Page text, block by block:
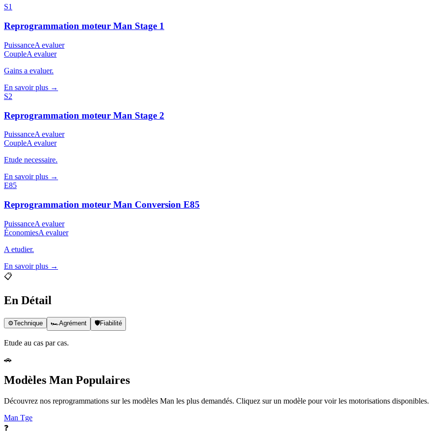
S1
Reprogrammation moteur Man Stage 1
PuissanceA evaluer
CoupleA evaluer
Gains a evaluer.
En savoir plus →
S2
Reprogrammation moteur Man Stage 2
PuissanceA evaluer
CoupleA evaluer
Etude necessaire.
En savoir plus →
E85
Reprogrammation moteur Man Conversion E85
PuissanceA evaluer
ÉconomiesA evaluer
A etudier.
En savoir plus →
📋
En Détail
⚙️Technique 🏎️Agrément 🛡️Fiabilité
Etude au cas par cas.
🚗
Modèles Man Populaires
Découvrez nos reprogrammations sur les modèles Man les plus demandés. Cliquez sur un modèle pour voir les motorisations disponibles.
Man Tge
❓